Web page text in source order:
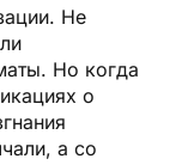
Не
Но когда
о
а со